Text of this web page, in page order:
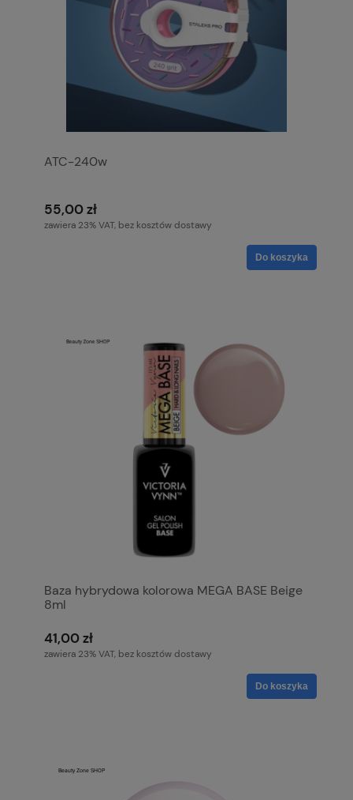
ATC-240w
55,00 zł
zawiera 23% VAT, bez kosztów dostawy
Do koszyka
Baza hybrydowa kolorowa MEGA BASE Beige
8ml
41,00 zł
zawiera 23% VAT, bez kosztów dostawy
Do koszyka